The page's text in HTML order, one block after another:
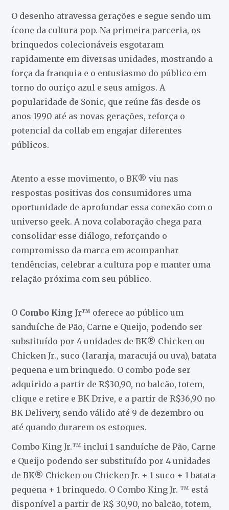
O desenho atravessa gerações e segue sendo um
ícone da cultura pop. Na primeira parceria, os
brinquedos colecionáveis esgotaram
rapidamente em diversas unidades, mostrando a
força da franquia e o entusiasmo do público em
torno do ouriço azul e seus amigos. A
popularidade de Sonic, que reúne fãs desde os
anos 1990 até as novas gerações, reforça o
potencial da collab em engajar diferentes
públicos.
Atento a esse movimento, o BK® viu nas
respostas positivas dos consumidores uma
oportunidade de aprofundar essa conexão com o
universo geek. A nova colaboração chega para
consolidar esse diálogo, reforçando o
compromisso da marca em acompanhar
tendências, celebrar a cultura pop e manter uma
relação próxima com seu público.
O Combo King Jr™ oferece ao público um
sanduíche de Pão, Carne e Queijo, podendo ser
substituído por 4 unidades de BK® Chicken ou
Chicken Jr., suco (laranja, maracujá ou uva), batata
pequena e um brinquedo. O combo pode ser
adquirido a partir de R$30,90, no balcão, totem,
clique e retire e BK Drive, e a partir de R$36,90 no
BK Delivery, sendo válido até 9 de dezembro ou
até quando durarem os estoques.
Combo King Jr.™ inclui 1 sanduíche de Pão, Carne
e Queijo podendo ser substituído por 4 unidades
de BK® Chicken ou Chicken Jr. + 1 suco + 1 batata
pequena + 1 brinquedo. O Combo King Jr. ™ está
disponível a partir de R$ 30,90, no balcão, totem,